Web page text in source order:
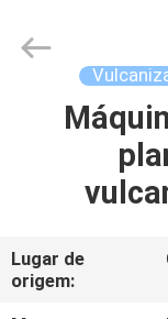
CASA
PRODUTOS
VÍDEOS
Instrument
Technology
Lugar de
origem: